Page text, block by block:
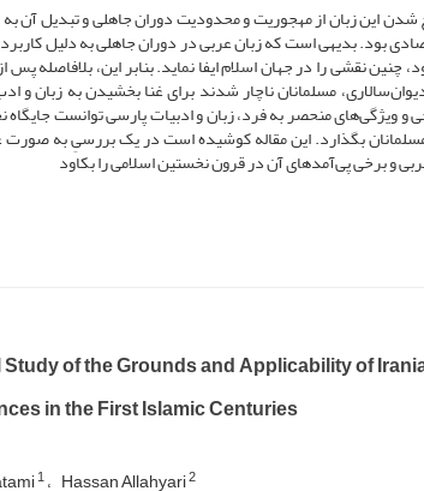
این زبان از مهجوریت و محدودیت دوران جاهلی و تبدیل آن
بود. بدیهی است که زبان عربی در دوران جاهلی به دلیل
نقشی را در جهان اسلام ایفا نماید. بنابر این، بلافاصله پس
مسلمانان ناچار شدند برای غنا بخشیدن به زبان و
و ویژگی‌های منحصر به فرد، زبان و ادبیات پارسی توانست
بگذارد. این مقاله کوشیده است در یک بررسیِ به صورت
و برخی پی‌آمدهای آن در قرون نخستین اسلامی را بکاود
of the Grounds and Applicability of
in the First Islamic Centuries
1 Hassan Allahyari2